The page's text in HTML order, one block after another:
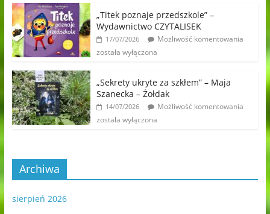
„Titek poznaje przedszkole” –
Wydawnictwo CZYTALISEK
17/07/2026
Możliwość komentowania
została wyłączona
„Sekrety ukryte za szkłem” – Maja
Szanecka – Żołdak
14/07/2026
Możliwość komentowania
została wyłączona
Archiwa
sierpień 2026